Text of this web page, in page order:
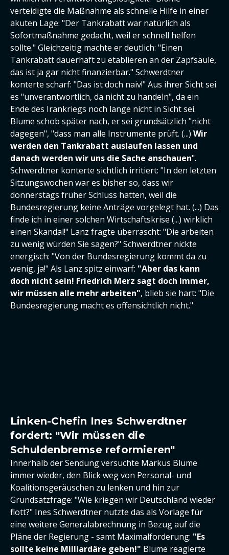
verteidigte die Maßnahme als schnelle Hilfe in einer
akuten Lage: "Der Tankrabatt war natürlich als
Sofortmaßnahme gedacht, weil er schnell helfen
sollte." Gleichzeitig machte er deutlich: "Einen
Tankrabatt dauerhaft zu etablieren an der Zapfsäule,
das ist ja gar nicht finanzierbar." Schwerdtner
konterte scharf: "Das ist doch naiv!" Aus ihrer Sicht sei
es "unverantwortlich, da nicht zu handeln", da ein
Ende des Irankriegs noch lange nicht in Sicht sei.
Blume schob später nach, er sei grundsätzlich "nicht
dagegen", "dass man alle Instrumente prüft. (...) Wir
werden den Tankrabatt auslaufen lassen und
danach werden wir uns die Sache anschauen".
Schwerdtner konterte sichtlich irritiert: "In den letzten
Sitzungswochen war es bisher so, dass wir
donnerstags früher Schluss hatten, weil die
Bundesregierung keine Anträge vorgelegt hat. (...) Das
finde ich in einer solchen Wirtschaftskrise (...) wirklich
einen Skandal!" Lanz fragte überrascht: "Die arbeiten
zu wenig würden Sie sagen?" Schwerdtner nickte
energisch: "Von der Bundesregierung kommt da zu
wenig, ja!" Als Lanz spitz einwarf: "Aber das kann
doch nicht sein! Friedrich Merz sagt doch immer,
wir müssen alle mehr arbeiten", blieb sie hart: "Die
Bundesregierung macht es offensichtlich nicht."
Linken-Chefin Ines Schwerdtner
fordert: "Wir müssen die
Schuldenbremse reformieren"
Innerhalb der Sendung versuchte Markus Blume
immer wieder, den Blick weg von Personal- und
Koalitionsgeräuschen zu lenken und hin zur
Grundsatzfrage: "Wie kriegen wir Deutschland wieder
flott?" Ines Schwerdtner nutzte das als Vorlage für
eine weitere Generalabrechnung in Bezug auf die
Pläne der Regierung - samt Maximalforderung: "Es
sollte keine Milliardäre geben!" Blume reagierte